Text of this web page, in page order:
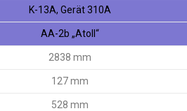
K-13A, Gerät 310A
AA-2b „Atoll“
2838 mm
127 mm
528 mm